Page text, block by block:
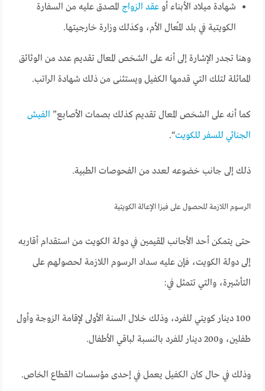
شهادة ميلاد الأبناء أوعقد الزواج المصدق عليه من السفارة
الكويتية في بلد المُعال الأم، وكذلك وزارة خارجيتها.
وهنا تجدر الإشارة إلى أنه على الشخص المعال تقديم عدد من الوثائق
المماثلة لتلك التي قدمها الكفيل ويستثنى من ذلك شهادة الراتب.
كما أنه على الشخص المعال تقديم كذلك بصمات الأصابع” الفيش
الجنائي للسفر للكويت“.
ذلك إلى جانب خضوعه لعدد من الفحوصات الطبية.
الرسوم اللازمة للحصول على فيزا الإعالة الكويتية
حتى يتمكن أحد الأجانب المقيمين في دولة الكويت من استقدام أقاربه
إلى دولة الكويت، فإن عليه سداد الرسوم اللازمة لحصولهم على
التأشيرة، والتي تتمثل في:
100 دينار كويتي للفرد، وذلك خلال السنة الأولى لإقامة الزوجة وأول
طفلين، و200 دينار للفرد بالنسبة لباقي الأطفال.
وذلك في حال كان الكفيل يعمل في إحدى مؤسسات القطاع الخاص.